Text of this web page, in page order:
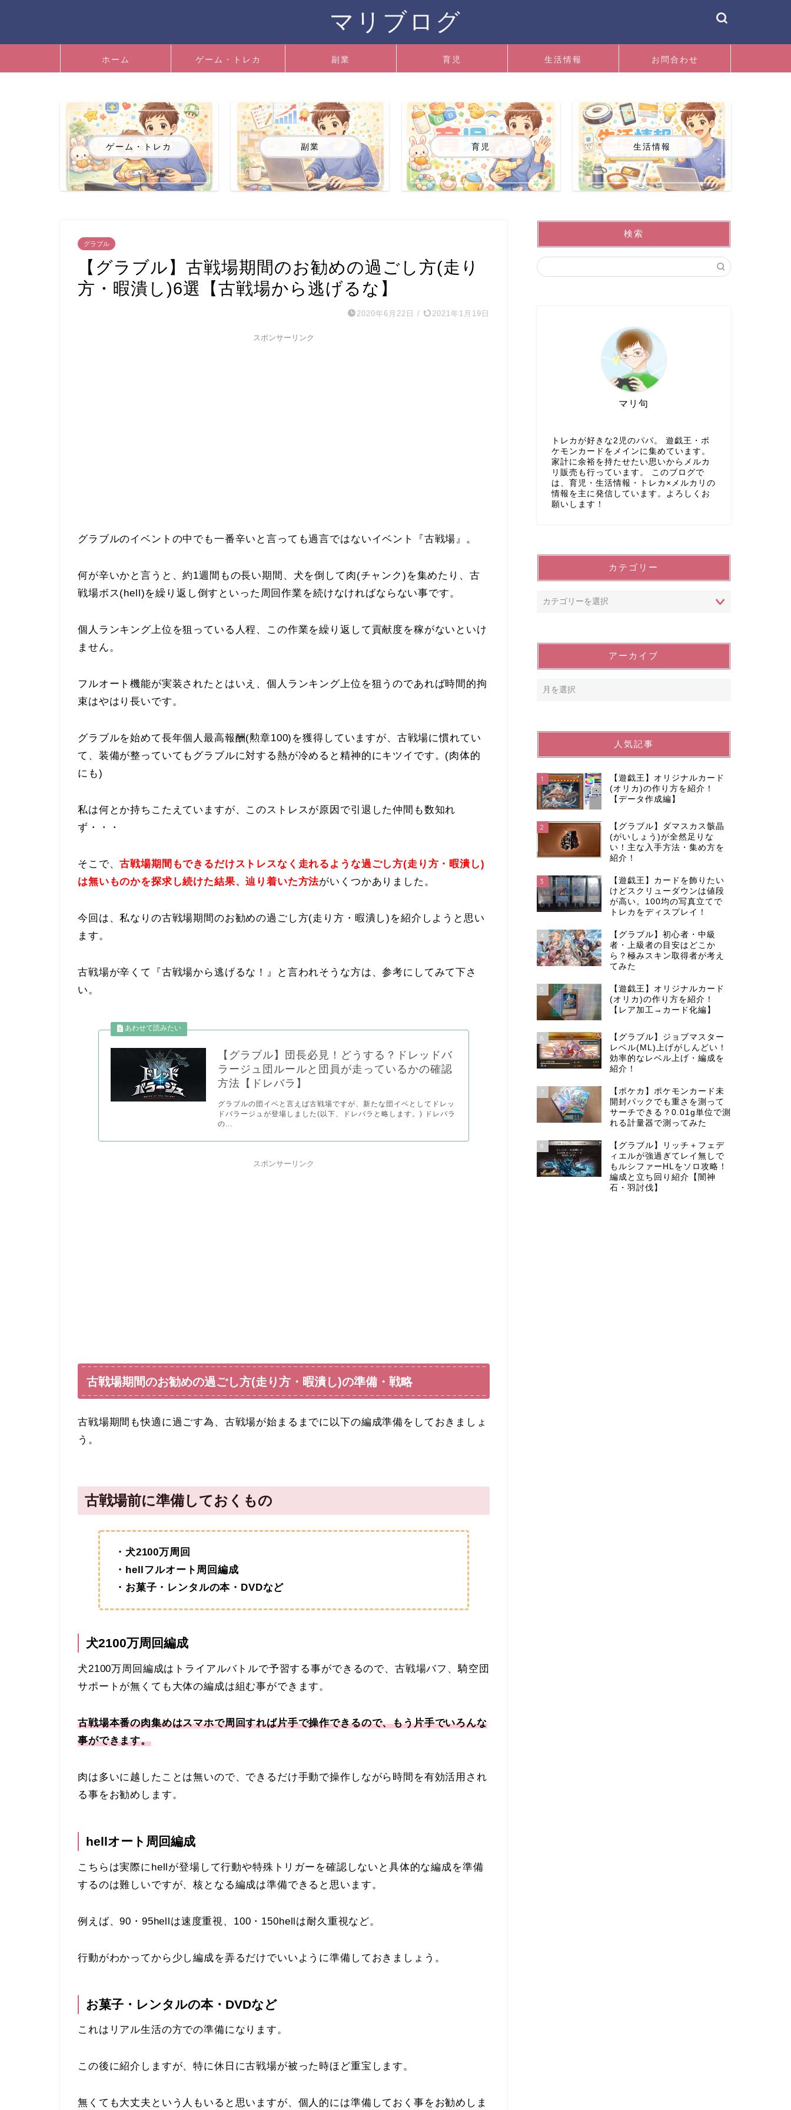
マリブログ
ホーム ゲーム・トレカ 副業 育児 生活情報 お問合わせ
ゲーム・トレカ 副業 育児 生活情報
グラブル
【グラブル】古戦場期間のお勧めの過ごし方(走り
方・暇潰し)6選【古戦場から逃げるな】
2020年6月22日 / 2021年1月19日
スポンサーリンク
グラブルのイベントの中でも一番辛いと言っても過言ではないイベント『古戦場』。
何が辛いかと言うと、約1週間もの長い期間、犬を倒して肉(チャンク)を集めたり、古
戦場ボス(hell)を繰り返し倒すといった周回作業を続けなければならない事です。
個人ランキング上位を狙っている人程、この作業を繰り返して貢献度を稼がないといけ
ません。
フルオート機能が実装されたとはいえ、個人ランキング上位を狙うのであれば時間的拘
束はやはり長いです。
グラブルを始めて長年個人最高報酬(勲章100)を獲得していますが、古戦場に慣れてい
て、装備が整っていてもグラブルに対する熱が冷めると精神的にキツイです。(肉体的
にも)
私は何とか持ちこたえていますが、このストレスが原因で引退した仲間も数知れ
ず・・・
そこで、古戦場期間もできるだけストレスなく走れるような過ごし方(走り方・暇潰し)
は無いものかを探求し続けた結果、辿り着いた方法がいくつかありました。
今回は、私なりの古戦場期間のお勧めの過ごし方(走り方・暇潰し)を紹介しようと思い
ます。
古戦場が辛くて『古戦場から逃げるな！』と言われそうな方は、参考にしてみて下さ
い。
【グラブル】団長必見！どうする？ドレッドバ
ラージュ団ルールと団員が走っているかの確認
方法【ドレバラ】
グラブルの団イベと言えば古戦場ですが、新たな団イベとしてドレッ
ドバラージュが登場しました(以下、ドレバラと略します。) ドレバラ
の...
スポンサーリンク
古戦場期間のお勧めの過ごし方(走り方・暇潰し)の準備・戦略
古戦場期間も快適に過ごす為、古戦場が始まるまでに以下の編成準備をしておきましょ
う。
古戦場前に準備しておくもの
・犬2100万周回
・hellフルオート周回編成
・お菓子・レンタルの本・DVDなど
犬2100万周回編成
犬2100万周回編成はトライアルバトルで予習する事ができるので、古戦場バフ、騎空団
サポートが無くても大体の編成は組む事ができます。
古戦場本番の肉集めはスマホで周回すれば片手で操作できるので、もう片手でいろんな
事ができます。
肉は多いに越したことは無いので、できるだけ手動で操作しながら時間を有効活用され
る事をお勧めします。
hellオート周回編成
こちらは実際にhellが登場して行動や特殊トリガーを確認しないと具体的な編成を準備
するのは難しいですが、核となる編成は準備できると思います。
例えば、90・95hellは速度重視、100・150hellは耐久重視など。
行動がわかってから少し編成を弄るだけでいいように準備しておきましょう。
お菓子・レンタルの本・DVDなど
これはリアル生活の方での準備になります。
この後に紹介しますが、特に休日に古戦場が被った時ほど重宝します。
無くても大丈夫という人もいると思いますが、個人的には準備しておく事をお勧めしま
検索
マリ句
トレカが好きな2児のパパ。 遊戯王・ポ
ケモンカードをメインに集めています。
家計に余裕を持たせたい思いからメルカ
リ販売も行っています。 このブログで
は、育児・生活情報・トレカ×メルカリの
情報を主に発信しています。よろしくお
願いします！
カテゴリー
アーカイブ
人気記事
1
【遊戯王】オリジナルカード
(オリカ)の作り方を紹介！
【データ作成編】
2
【グラブル】ダマスカス骸晶
(がいしょう)が全然足りな
い！主な入手方法・集め方を
紹介！
3
【遊戯王】カードを飾りたい
けどスクリューダウンは値段
が高い。100均の写真立てで
トレカをディスプレイ！
4
【グラブル】初心者・中級
者・上級者の目安はどこか
ら？極みスキン取得者が考え
てみた
5
【遊戯王】オリジナルカード
(オリカ)の作り方を紹介！
【レア加工→カード化編】
6
【グラブル】ジョブマスター
レベル(ML)上げがしんどい！
効率的なレベル上げ・編成を
紹介！
7
【ポケカ】ポケモンカード未
開封パックでも重さを測って
サーチできる？0.01g単位で測
れる計量器で測ってみた
8
【グラブル】リッチ＋フェデ
ィエルが強過ぎてレイ無しで
もルシファーHLをソロ攻略！
編成と立ち回り紹介【闇神
石・羽討伐】